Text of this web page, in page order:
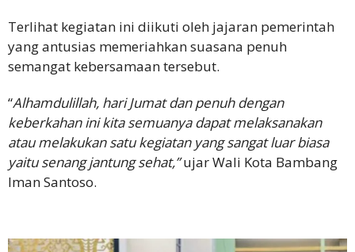
Terlihat kegiatan ini diikuti oleh jajaran pemerintah
yang antusias memeriahkan suasana penuh
semangat kebersamaan tersebut.
“Alhamdulillah, hari Jumat dan penuh dengan
keberkahan ini kita semuanya dapat melaksanakan
atau melakukan satu kegiatan yang sangat luar biasa
yaitu senang jantung sehat,”ujar Wali Kota Bambang
Iman Santoso.